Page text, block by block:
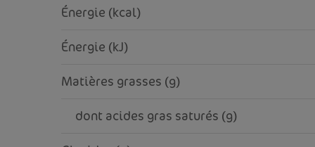
Énergie (kcal)
Énergie (kJ)
Matières grasses (g)
     dont acides gras saturés (g)